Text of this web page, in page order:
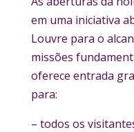
em uma iniciativa
Louvre para o
missões
oferece entrada
para:
– todos os